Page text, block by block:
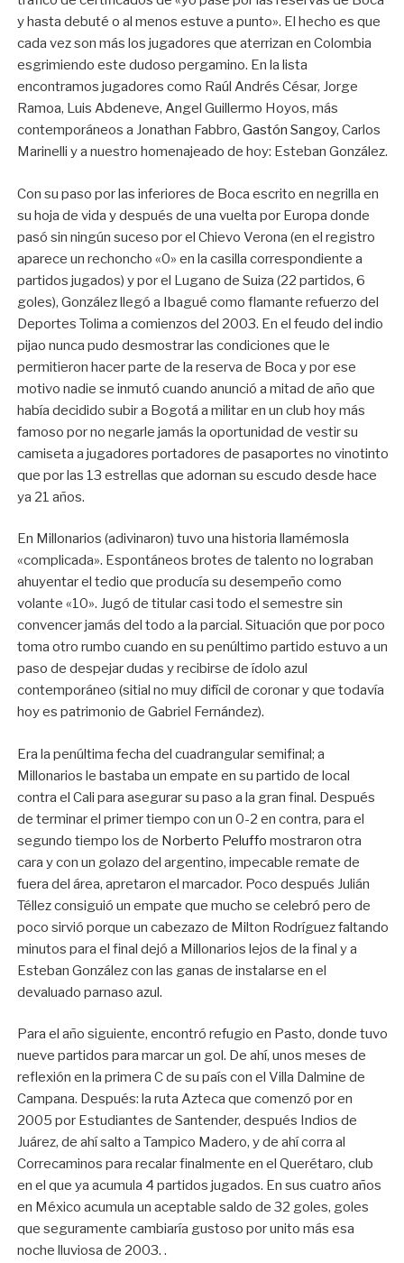
y hasta debuté o al menos estuve a punto». El hecho es que
cada vez son más los jugadores que aterrizan en Colombia
esgrimiendo este dudoso pergamino. En la lista
encontramos jugadores como Raúl Andrés César, Jorge
Ramoa, Luis Abdeneve, Angel Guillermo Hoyos, más
contemporáneos a Jonathan Fabbro, Gastón Sangoy, Carlos
Marinelli y a nuestro homenajeado de hoy: Esteban González.
Con su paso por las inferiores de Boca escrito en negrilla en
su hoja de vida y después de una vuelta por Europa donde
pasó sin ningún suceso por el Chievo Verona (en el registro
aparece un rechoncho «0» en la casilla correspondiente a
partidos jugados) y por el Lugano de Suiza (22 partidos, 6
goles), González llegó a Ibagué como flamante refuerzo del
Deportes Tolima a comienzos del 2003. En el feudo del indio
pijao nunca pudo desmostrar las condiciones que le
permitieron hacer parte de la reserva de Boca y por ese
motivo nadie se inmutó cuando anunció a mitad de año que
había decidido subir a Bogotá a militar en un club hoy más
famoso por no negarle jamás la oportunidad de vestir su
camiseta a jugadores portadores de pasaportes no vinotinto
que por las 13 estrellas que adornan su escudo desde hace
ya 21 años.
En Millonarios (adivinaron) tuvo una historia llamémosla
«complicada». Espontáneos brotes de talento no lograban
ahuyentar el tedio que producía su desempeño como
volante «10». Jugó de titular casi todo el semestre sin
convencer jamás del todo a la parcial. Situación que por poco
toma otro rumbo cuando en su penúltimo partido estuvo a un
paso de despejar dudas y recibirse de ídolo azul
contemporáneo (sitial no muy difícil de coronar y que todavía
hoy es patrimonio de Gabriel Fernández).
Era la penúltima fecha del cuadrangular semifinal; a
Millonarios le bastaba un empate en su partido de local
contra el Cali para asegurar su paso a la gran final. Después
de terminar el primer tiempo con un 0-2 en contra, para el
segundo tiempo los de Norberto Peluffo mostraron otra
cara y con un golazo del argentino, impecable remate de
fuera del área, apretaron el marcador. Poco después Julián
Téllez consiguió un empate que mucho se celebró pero de
poco sirvió porque un cabezazo de Milton Rodríguez faltando
minutos para el final dejó a Millonarios lejos de la final y a
Esteban González con las ganas de instalarse en el
devaluado parnaso azul.
Para el año siguiente, encontró refugio en Pasto, donde tuvo
nueve partidos para marcar un gol. De ahí, unos meses de
reflexión en la primera C de su país con el Villa Dalmine de
Campana. Después: la ruta Azteca que comenzó por en
2005 por Estudiantes de Santender, después Indios de
Juárez, de ahí salto a Tampico Madero, y de ahí corra al
Correcaminos para recalar finalmente en el Querétaro, club
en el que ya acumula 4 partidos jugados. En sus cuatro años
en México acumula un aceptable saldo de 32 goles, goles
que seguramente cambiaría gustoso por unito más esa
noche lluviosa de 2003. .